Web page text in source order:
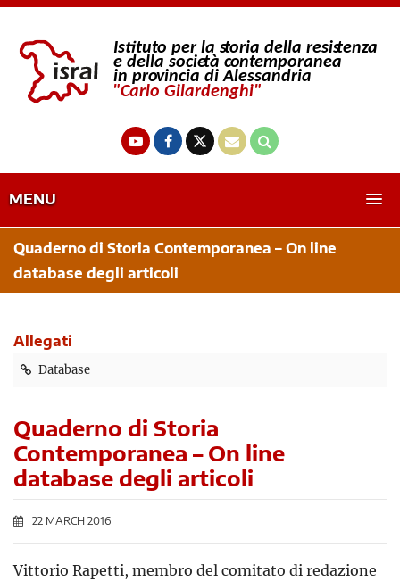
MENU
Quaderno di Storia Contemporanea – On line
database degli articoli
Allegati
Database
Quaderno di Storia
Contemporanea – On line
database degli articoli
22 MARCH 2016
Vittorio Rapetti, membro del comitato di redazione